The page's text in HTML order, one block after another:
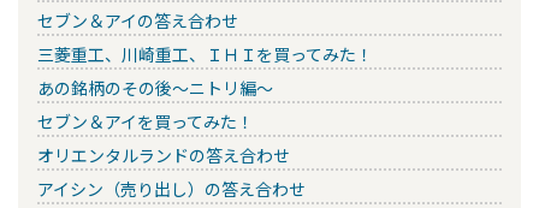
セブン＆アイの答え合わせ
三菱重工、川崎重工、ＩＨＩを買ってみた！
あの銘柄のその後～ニトリ編～
セブン＆アイを買ってみた！
オリエンタルランドの答え合わせ
アイシン（売り出し）の答え合わせ